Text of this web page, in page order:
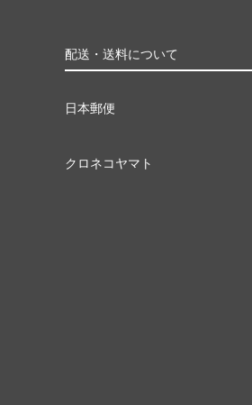
配送・送料について
日本郵便
クロネコヤマト